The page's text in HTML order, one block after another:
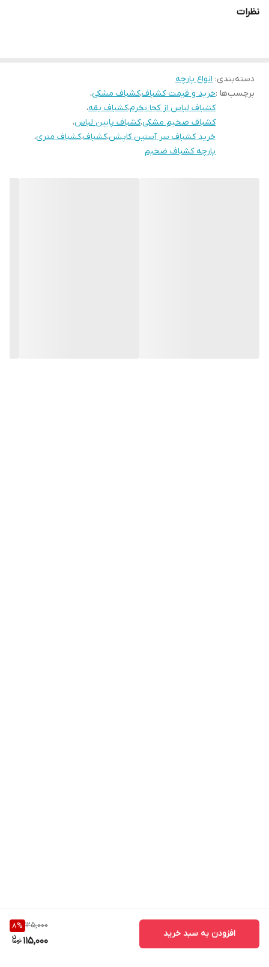
125,000
8%
115,000
افزودن به سبد خرید
راحتی مشتری در انتخاب ابعاد کشباف، ارائه میشود.
نظرات
دسته‌بندی: انواع پارچه
برچسب‌ها :خرید و قیمت کشباف،کشباف مشکی،
کشباف لباس از کجا بخرم،کشباف یقه،
کشباف ضخیم مشکی،کشباف پایین لباس،
خرید کشباف سر آستین کاپشن،کشباف،کشباف متری،
پارچه کشباف ضخیم